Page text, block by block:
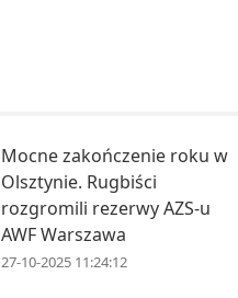
Mocne zakończenie roku w
Olsztynie. Rugbiści
rozgromili rezerwy AZS-u
AWF Warszawa
27-10-2025 11:24:12